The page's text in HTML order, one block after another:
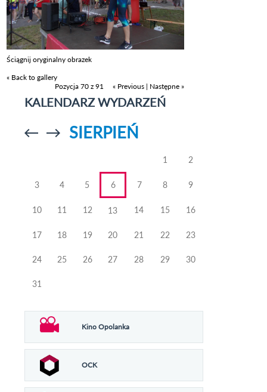
Ściągnij oryginalny obrazek
« Back to gallery
Pozycja 70 z 91
« Previous | Następne »
KALENDARZ WYDARZEŃ
Przejdź doPrzejdź do
SIERPIEŃ
1 2
3 4 5 6 7 8 9
10 11 12 13 14 15 16
17 18 19 20 21 22 23
24 25 26 27 28 29 30
31
Kino Opolanka
OCK